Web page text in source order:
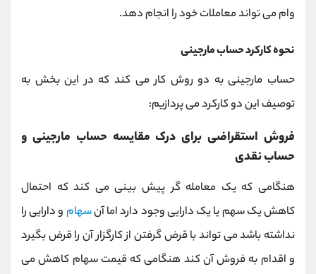
وام می تواند معاملات خود را انجام دهد.
نحوه کارکرد حساب مارجینی
حساب مارجینی به دو روش کار می کند که در این بخش به
توصیف این دو کارکرد می پردازیم:
فروش استقراضی برای درک مقایسه حساب مارجینی و
حساب نقدی
هنگامی که یک معامله گر پیش بینی می کند که احتمال
کاهش یک سهم یا یک دارایی وجود دارد اما آنسهام و دارایی را
نداشته باشد می تواند با قرض گرفتن از کارگزار آن را قرض بگیرد
و اقدام به فروش آن کند هنگامی که قیمت سهام کاهش می‌